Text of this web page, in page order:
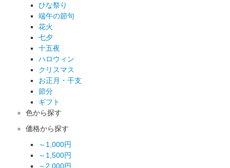
ひな祭り
端午の節句
花火
七夕
十五夜
ハロウィン
クリスマス
お正月・干支
節分
ギフト
色から探す
価格から探す
～1,000円
～1,500円
～2,000円